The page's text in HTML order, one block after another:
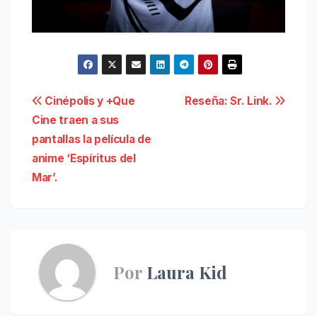
Navegación
de
entradas
Reseña: Sr. Link.
Cinépolis y +Que
Cine traen a sus
pantallas la película de
anime ‘Espíritus del
Mar’.
Por Laura Kid